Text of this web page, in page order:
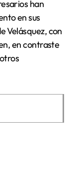
han
en sus
Velásquez, con
en contraste